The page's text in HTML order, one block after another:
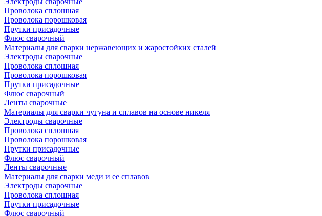
Проволока сплошная
Проволока порошковая
Прутки присадочные
Флюс сварочный
Материалы для сварки нержавеющих и жаростойких сталей
Электроды сварочные
Проволока сплошная
Проволока порошковая
Прутки присадочные
Флюс сварочный
Ленты сварочные
Материалы для сварки чугуна и сплавов на основе никеля
Электроды сварочные
Проволока сплошная
Проволока порошковая
Прутки присадочные
Флюс сварочный
Ленты сварочные
Материалы для сварки меди и ее сплавов
Электроды сварочные
Проволока сплошная
Прутки присадочные
Флюс сварочный